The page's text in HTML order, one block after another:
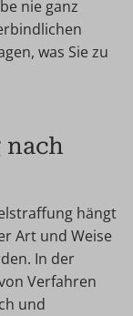
nie ganz
was Sie zu
nach
hängt
Art und Weise
In der
Verfahren
und